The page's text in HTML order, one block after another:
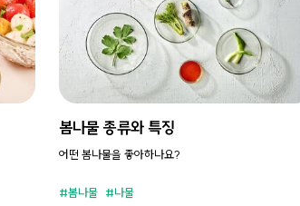
봄나물 종류와 특징
어떤 봄나물을 좋아하나요?
봄나물 나물